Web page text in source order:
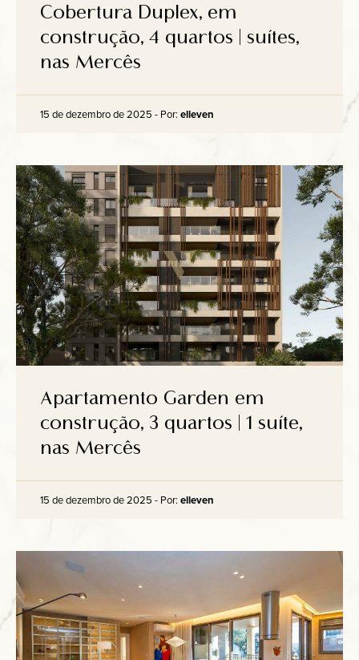
Cobertura Duplex, em
construção, 4 quartos | suítes,
nas Mercês
15 de dezembro de 2025 - Por: elleven
Apartamento Garden em
construção, 3 quartos | 1 suíte,
nas Mercês
15 de dezembro de 2025 - Por: elleven